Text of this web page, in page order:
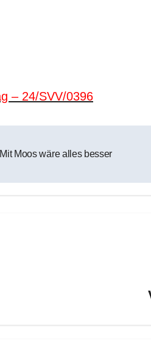
– 24/SVV/0396
Mit Moos wäre alles besser